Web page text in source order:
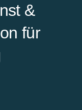
&
für